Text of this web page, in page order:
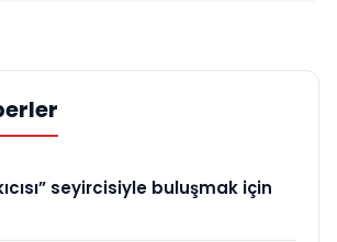
seyircisiyle buluşmak için